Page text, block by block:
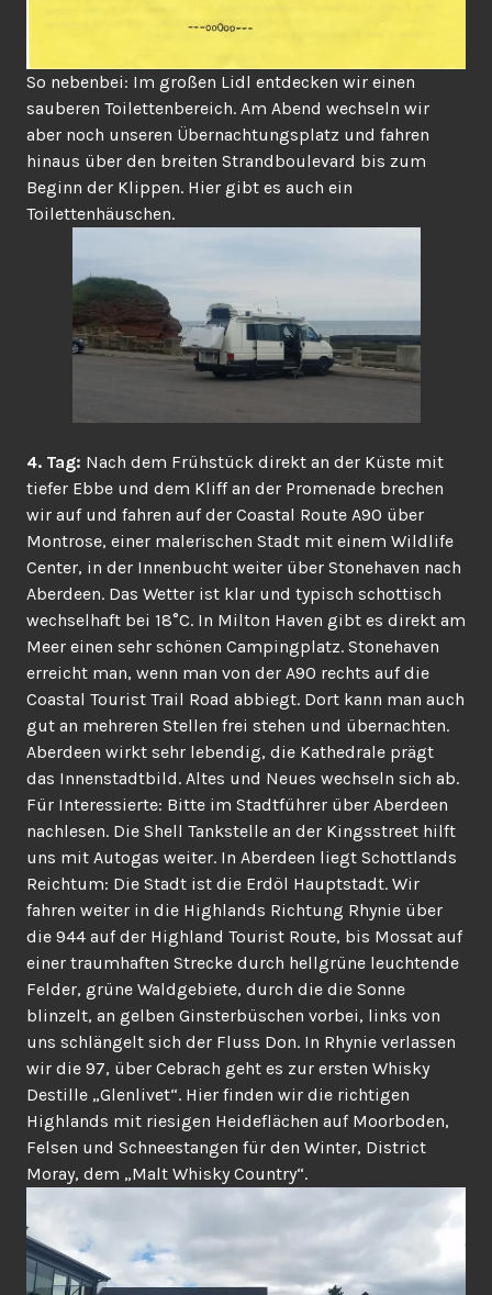
So nebenbei: Im großen Lidl entdecken wir einen
sauberen Toilettenbereich. Am Abend wechseln wir
aber noch unseren Übernachtungsplatz und fahren
hinaus über den breiten Strandboulevard bis zum
Beginn der Klippen. Hier gibt es auch ein
Toilettenhäuschen.
4. Tag: Nach dem Frühstück direkt an der Küste mit
tiefer Ebbe und dem Kliff an der Promenade brechen
wir auf und fahren auf der Coastal Route A90 über
Montrose, einer malerischen Stadt mit einem Wildlife
Center, in der Innenbucht weiter über Stonehaven nach
Aberdeen. Das Wetter ist klar und typisch schottisch
wechselhaft bei 18°C. In Milton Haven gibt es direkt am
Meer einen sehr schönen Campingplatz. Stonehaven
erreicht man, wenn man von der A90 rechts auf die
Coastal Tourist Trail Road abbiegt. Dort kann man auch
gut an mehreren Stellen frei stehen und übernachten.
Aberdeen wirkt sehr lebendig, die Kathedrale prägt
das Innenstadtbild. Altes und Neues wechseln sich ab.
Für Interessierte: Bitte im Stadtführer über Aberdeen
nachlesen. Die Shell Tankstelle an der Kingsstreet hilft
uns mit Autogas weiter. In Aberdeen liegt Schottlands
Reichtum: Die Stadt ist die Erdöl Hauptstadt. Wir
fahren weiter in die Highlands Richtung Rhynie über
die 944 auf der Highland Tourist Route, bis Mossat auf
einer traumhaften Strecke durch hellgrüne leuchtende
Felder, grüne Waldgebiete, durch die die Sonne
blinzelt, an gelben Ginsterbüschen vorbei, links von
uns schlängelt sich der Fluss Don. In Rhynie verlassen
wir die 97, über Cebrach geht es zur ersten Whisky
Destille „Glenlivet“. Hier finden wir die richtigen
Highlands mit riesigen Heideflächen auf Moorboden,
Felsen und Schneestangen für den Winter, District
Moray, dem „Malt Whisky Country“.